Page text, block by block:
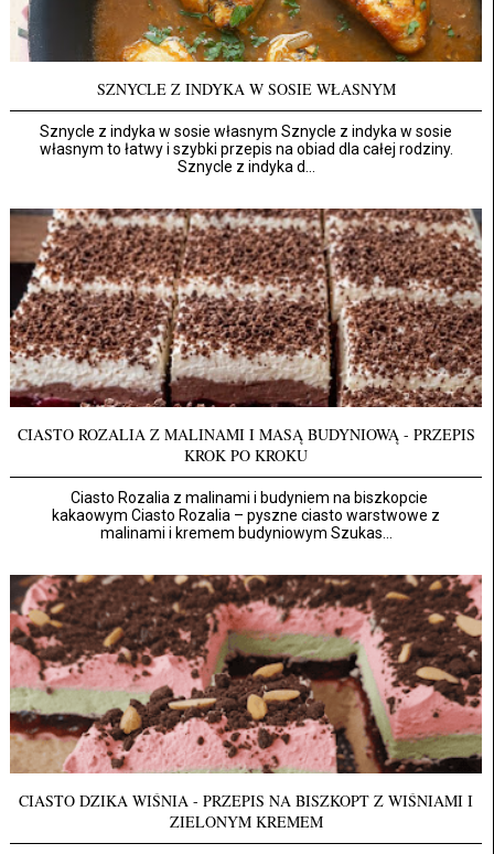
SZNYCLE Z INDYKA W SOSIE WŁASNYM
Sznycle z indyka w sosie własnym Sznycle z indyka w sosie
własnym to łatwy i szybki przepis na obiad dla całej rodziny.
Sznycle z indyka d...
CIASTO ROZALIA Z MALINAMI I MASĄ BUDYNIOWĄ - PRZEPIS
KROK PO KROKU
Ciasto Rozalia z malinami i budyniem na biszkopcie
kakaowym Ciasto Rozalia – pyszne ciasto warstwowe z
malinami i kremem budyniowym Szukas...
CIASTO DZIKA WIŚNIA - PRZEPIS NA BISZKOPT Z WIŚNIAMI I
ZIELONYM KREMEM